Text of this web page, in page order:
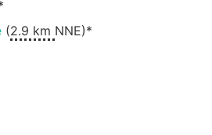
(2.9 km NNE)*